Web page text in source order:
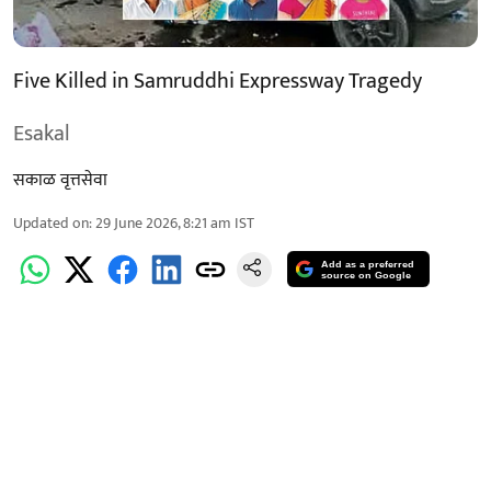
Five Killed in Samruddhi Expressway Tragedy
Esakal
सकाळ वृत्तसेवा
Updated on:29 June 2026, 8:21 am IST
Add as a preferred
source on Google